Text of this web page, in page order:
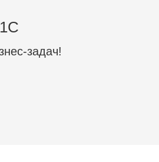
задач!